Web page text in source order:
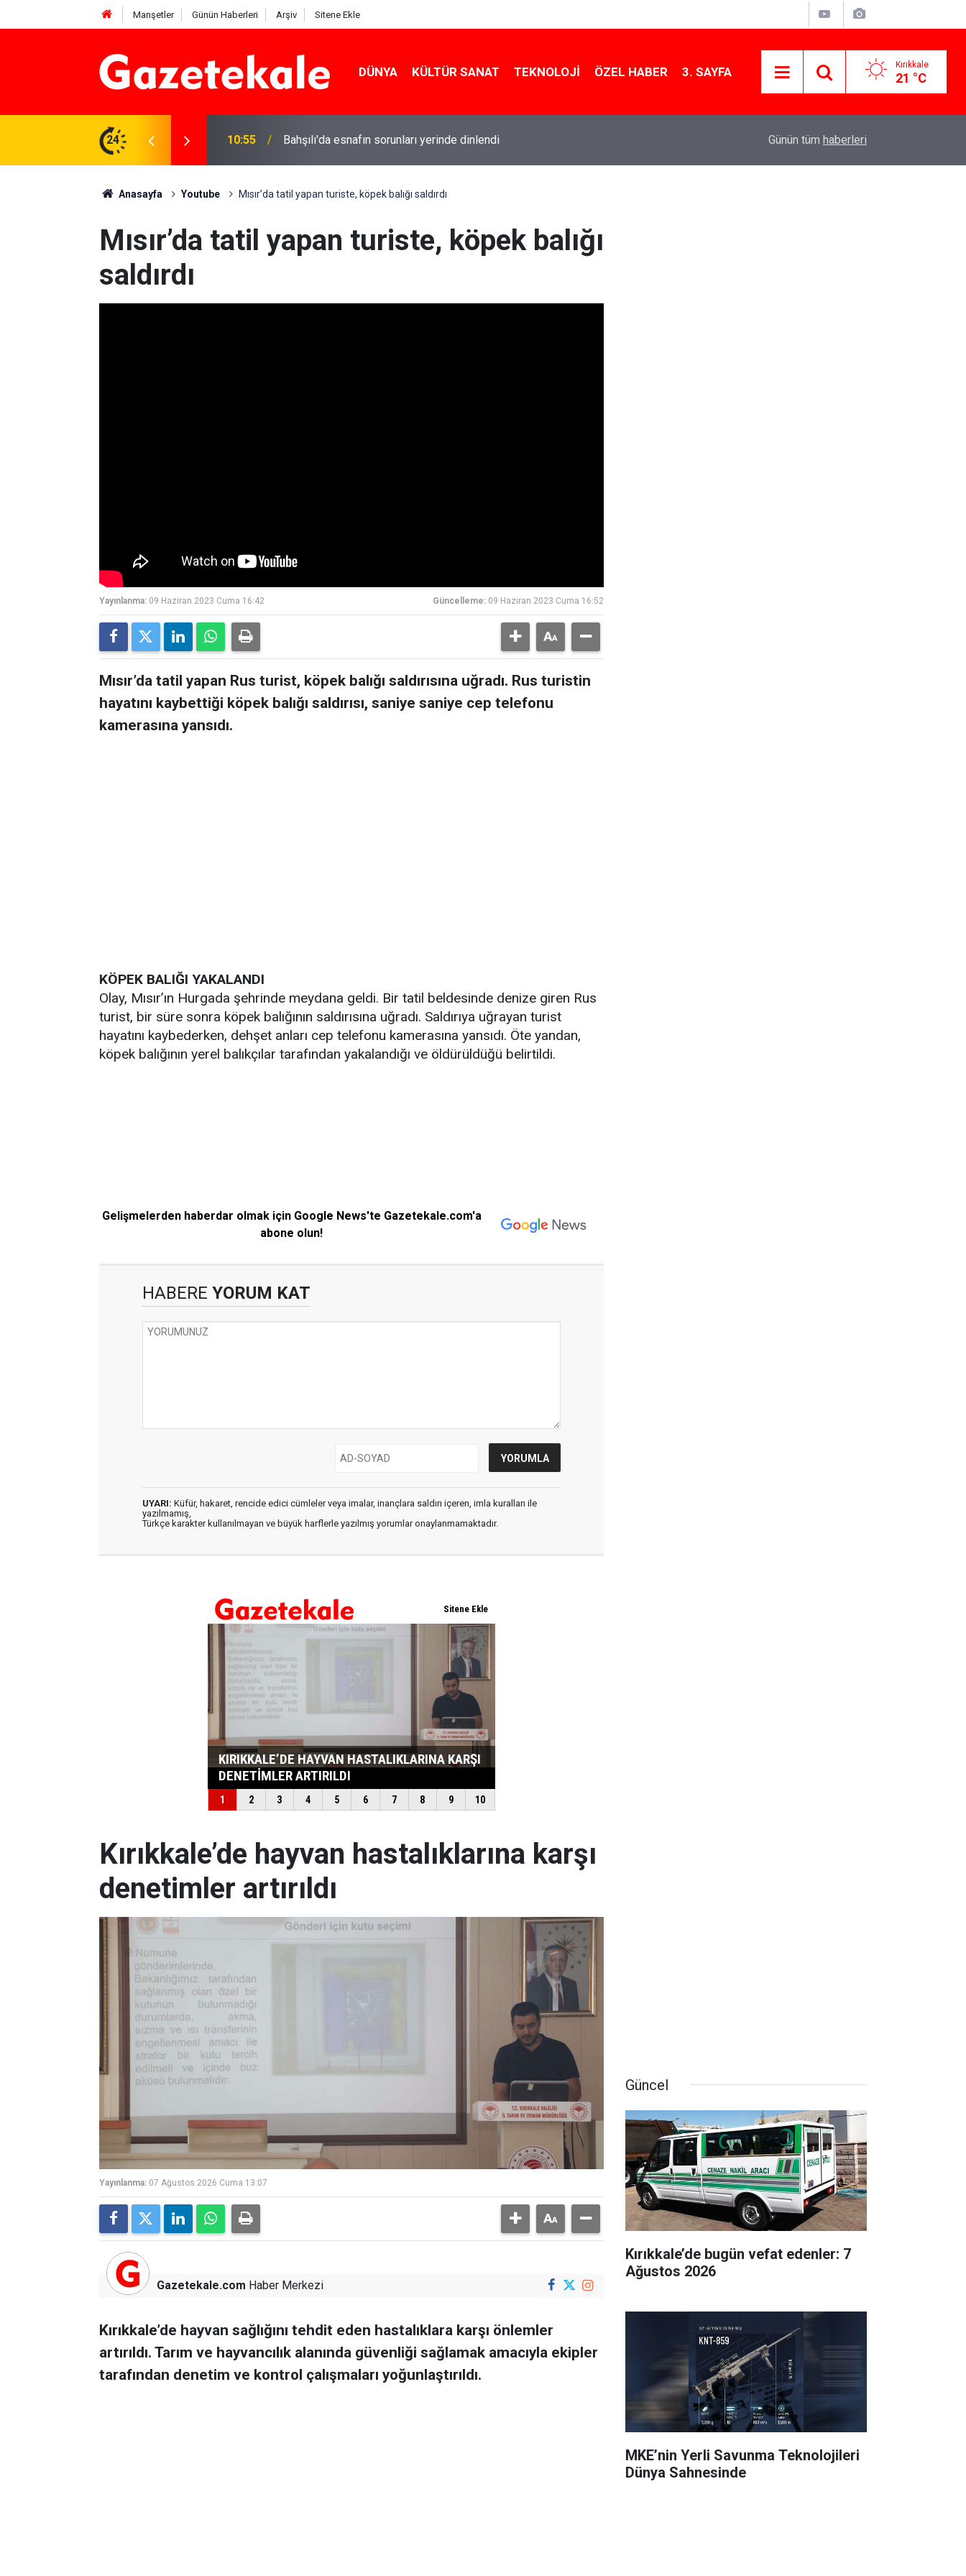
Manşetler Günün Haberleri Arşiv Sitene Ekle
DÜNYA KÜLTÜR SANAT TEKNOLOJI ÖZEL HABER 3. SAYFA Kırıkkale
21 °C
24
vatandaşların taleplerini yerinde
10:55 Bahşılı'da esnafın sorunları yerinde dinlendi YENİ Parti Kırıkkale Teşkilatı Balışeyh’te
Günün tüm haberleri
Anasayfa Youtube Mısır’da tatil yapan turiste, köpek balığı saldırdı
Mısır’da tatil yapan turiste, köpek balığı
saldırdı
Yayınlanma: 09 Haziran 2023 Cuma 16:42 Güncelleme: 09 Haziran 2023 Cuma 16:52
Mısır’da tatil yapan Rus turist, köpek balığı saldırısına uğradı. Rus turistin
hayatını kaybettiği köpek balığı saldırısı, saniye saniye cep telefonu
kamerasına yansıdı.
KÖPEK BALIĞI YAKALANDI
Olay, Mısır’ın Hurgada şehrinde meydana geldi. Bir tatil beldesinde denize giren Rus
turist, bir süre sonra köpek balığının saldırısına uğradı. Saldırıya uğrayan turist
hayatını kaybederken, dehşet anları cep telefonu kamerasına yansıdı. Öte yandan,
köpek balığının yerel balıkçılar tarafından yakalandığı ve öldürüldüğü belirtildi.
Gelişmelerden haberdar olmak için Google News'te Gazetekale.com'a
abone olun!
HABERE YORUM KAT
UYARI: Küfür, hakaret, rencide edici cümleler veya imalar, inançlara saldırı içeren, imla kuralları ile
yazılmamış,
Türkçe karakter kullanılmayan ve büyük harflerle yazılmış yorumlar onaylanmamaktadır.
Kırıkkale’de hayvan hastalıklarına karşı
denetimler artırıldı
Yayınlanma: 07 Ağustos 2026 Cuma 13:07
Gazetekale.com Haber Merkezi
Kırıkkale’de hayvan sağlığını tehdit eden hastalıklara karşı önlemler
artırıldı. Tarım ve hayvancılık alanında güvenliği sağlamak amacıyla ekipler
tarafından denetim ve kontrol çalışmaları yoğunlaştırıldı.
Güncel
Kırıkkale’de bugün vefat edenler: 7
Ağustos 2026
MKE’nin Yerli Savunma Teknolojileri
Dünya Sahnesinde